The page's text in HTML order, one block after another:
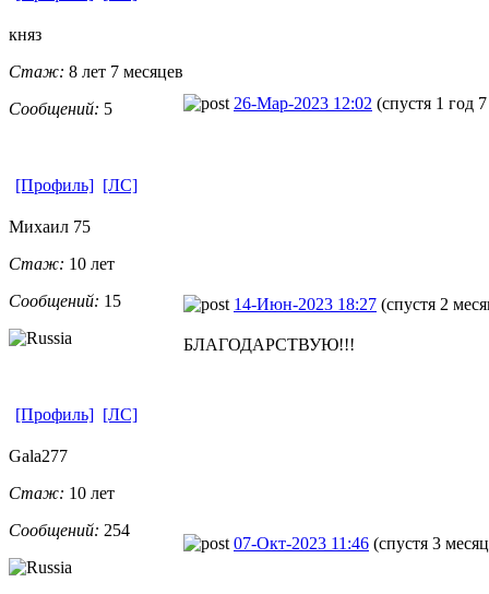
княз
Стаж: 8 лет 7 месяцев
Сообщений: 5 26-Мар-2023 12:02 (спустя 1 год
[Профиль] [ЛС]
Михаил 75
Стаж: 10 лет
Сообщений: 15 14-Июн-2023 18:27 (спустя 2
БЛАГОДАРСТВУЮ!!!
[Профиль] [ЛС]
Gala277
Стаж: 10 лет
Сообщений: 254
07-Окт-2023 11:46 (спустя 3